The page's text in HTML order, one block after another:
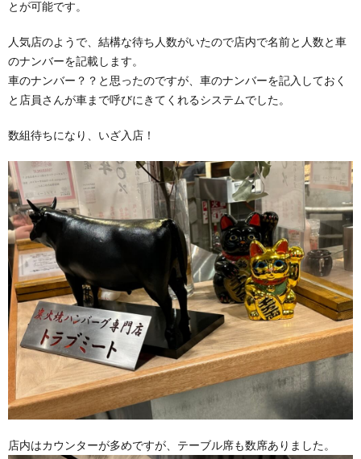
とが可能です。
人気店のようで、結構な待ち人数がいたので店内で名前と人数と車
のナンバーを記載します。
車のナンバー？？と思ったのですが、車のナンバーを記入しておく
と店員さんが車まで呼びにきてくれるシステムでした。
数組待ちになり、いざ入店！
店内はカウンターが多めですが、テーブル席も数席ありました。